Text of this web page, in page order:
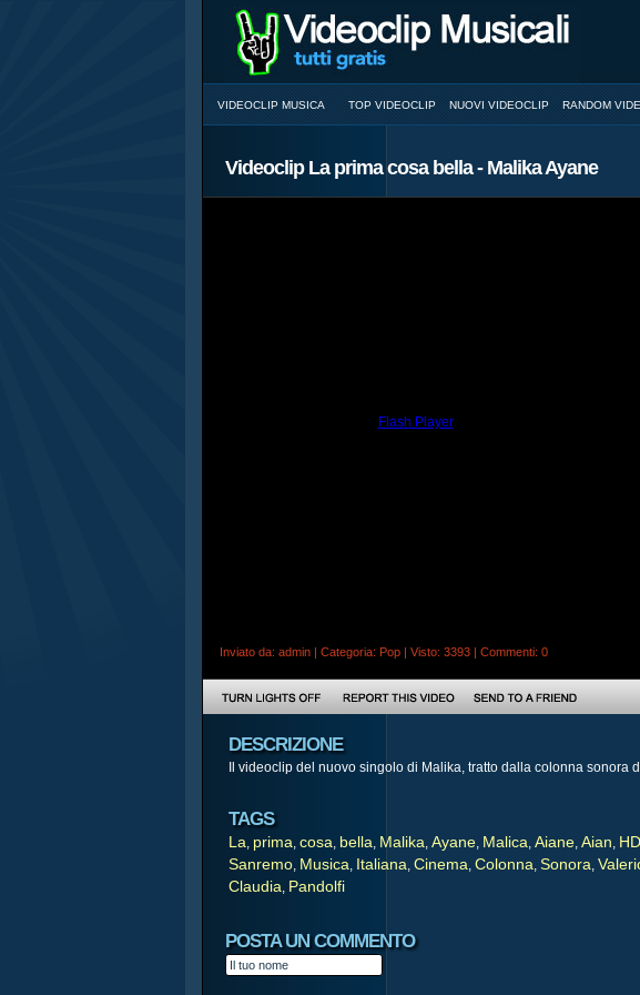
VIDEOCLIP MUSICA TOP VIDEOCLIP NUOVI VIDEOCLIP RANDOM
Videoclip La prima cosa bella - Malika Ayane
Flash Playerinstalled and a browser with
Inviato da: admin | Categoria: Pop | Visto: 3393 | Commenti: 0
DESCRIZIONE
Il videoclip del nuovo singolo di Malika, tratto dalla colonna
TAGS
La, prima, cosa, bella, Malika, Ayane, Malica, Aiane, Aian, HD
Sanremo, Musica, Italiana, Cinema, Colonna, Sonora,
Claudia, Pandolfi
POSTA UN COMMENTO